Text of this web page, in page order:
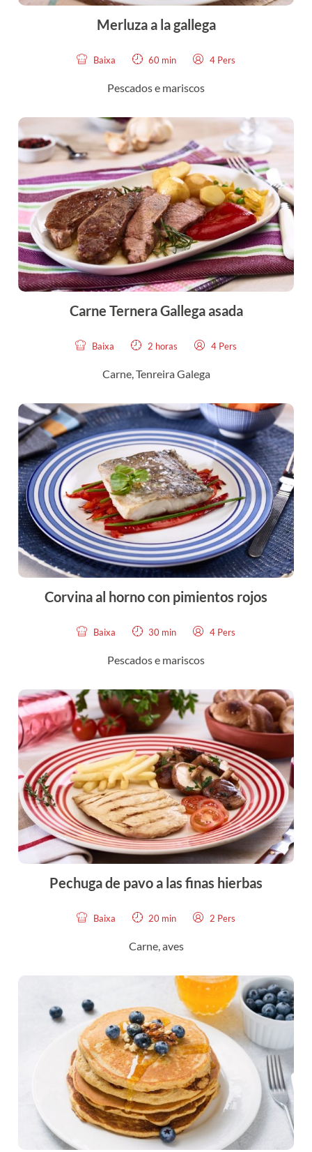
Merluza a la gallega
Baixa 60 min 4 Pers
Pescados e mariscos
Carne Ternera Gallega asada
Baixa 2 horas 4 Pers
Carne, Tenreira Galega
Corvina al horno con pimientos rojos
Baixa 30 min 4 Pers
Pescados e mariscos
Pechuga de pavo a las finas hierbas
Baixa 20 min 2 Pers
Carne, aves